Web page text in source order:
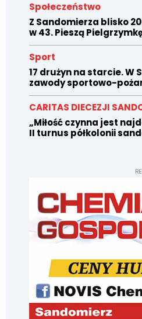
Społeczeństwo
Z Sandomierza blisko
w 43. Pieszą
Sport
17 drużyn na starcie. W
zawody sportowo-
CARITAS DIECEZJI
„Miłość czynna jest
II turnus półkolonii